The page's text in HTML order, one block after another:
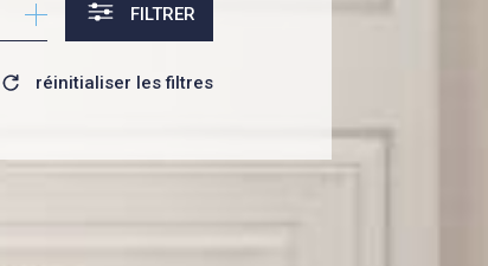
FILTRER
réinitialiser les filtres